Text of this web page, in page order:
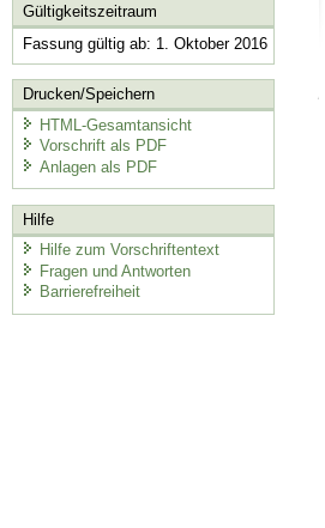
Gültigkeitszeitraum
Fassung gültig ab: 1. Oktober 2016
Drucken/Speichern
HTML-Gesamtansicht
Vorschrift als PDF
Anlagen als PDF
Hilfe
Hilfe zum Vorschriftentext
Fragen und Antworten
Barrierefreiheit